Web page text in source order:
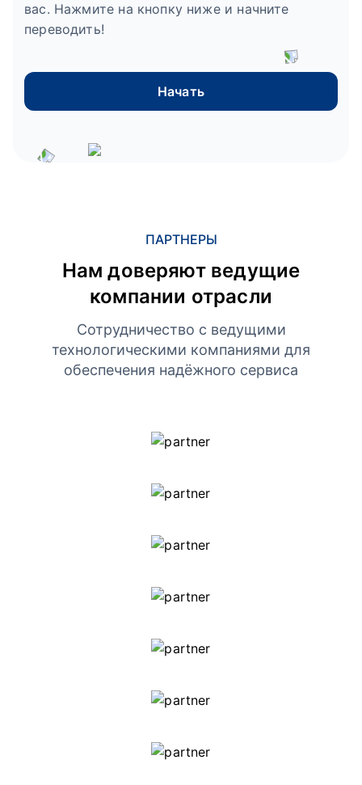
вас. Нажмите на кнопку ниже и начните
переводить!
Начать
ПАРТНЕРЫ
Нам доверяют ведущие
компании отрасли
Сотрудничество с ведущими
технологическими компаниями для
обеспечения надёжного сервиса